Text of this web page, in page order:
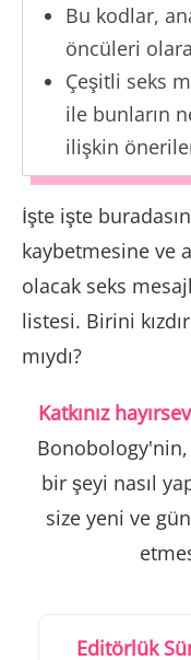
Bu kodlar,
öncüleri
Çeşitli seks
ile bunların
ilişkin
İşte işte
kaybetmesine ve
olacak seks
listesi. Birini
mıydı?
Katkınız
bir şeyi nasıl
size yeni ve
Editörlük